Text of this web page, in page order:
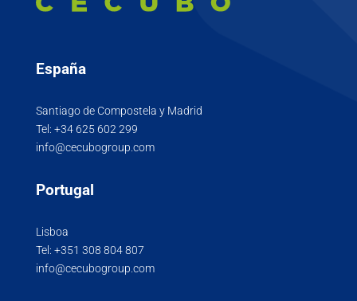
España
Santiago de Compostela y Madrid
Tel: +34 625 602 299
info@cecubogroup.com
Portugal
Lisboa
Tel: +351 308 804 807
info@cecubogroup.com